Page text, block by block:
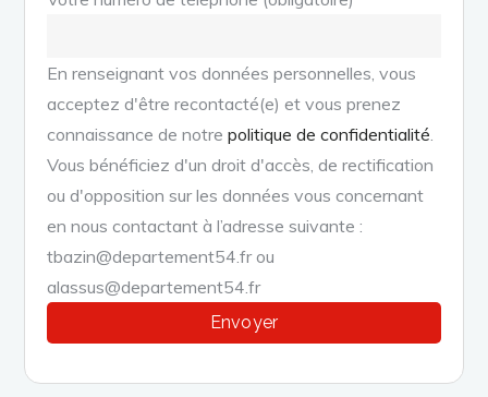
En renseignant vos données personnelles, vous
acceptez d'être recontacté(e) et vous prenez
connaissance de notrepolitique de confidentialité
Vous bénéficiez d'un droit d'accès, de rectification
ou d'opposition sur les données vous concernant
en nous contactant à l’adresse suivante :
tbazin@departement54.fr ou
alassus@departement54.fr